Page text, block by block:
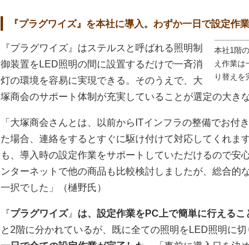
『プラグワイズ』を本社に導入。わずか一日で設定作
本社1階
え作業は
り替えを
『プラグワイズ』はステルスと呼ばれる照明制
御装置をLED照明の間に設置するだけで一斉消
灯の環境を容易に実現できる。そのうえで、大
塚商会のサポート体制が充実していることが選定の大き
「大塚商会さんとは、以前からITインフラの整備でお付
た場合、連絡をするとすぐに駆け付けて対応してくれま
も、導入時の設定作業をサポートしていただけるので安
ンターネットで他の商品も比較検討しましたが、総合的
一択でした」（樋野氏）
『プラグワイズ』 は、設定作業をPC上で簡単に行えるこ
と2階に分かれているが、既に全ての照明をLED照明に切